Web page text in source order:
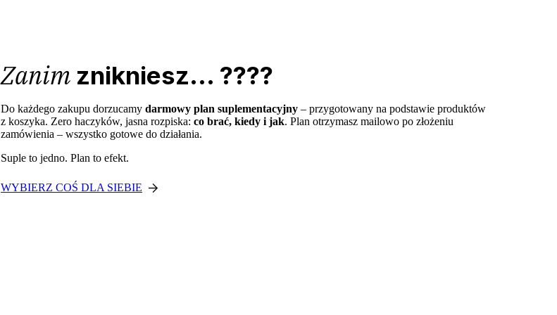
Zanim znikniesz... ????
Do każdego zakupu dorzucamy darmowy plan suplementacyjny – przygotowany na podstawie produktów
z koszyka. Zero haczyków, jasna rozpiska: co brać, kiedy i jak. Plan otrzymasz mailowo po złożeniu
zamówienia – wszystko gotowe do działania.
Suple to jedno. Plan to efekt.
WYBIERZ COŚ DLA SIEBIE